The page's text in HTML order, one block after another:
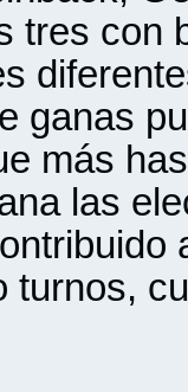
tres con
ganas
más
las
turnos,